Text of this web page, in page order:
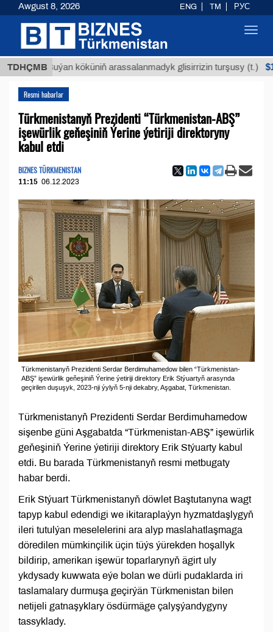
TDHÇMB
Buýan köküniň arassalanmadyk glisirrizin turşusy (t.)
Resmi habarlar
Türkmenistanyň Prezidenti “Türkmenistan-ABŞ”
işewürlik geňeşiniň Ýerine ýetiriji direktoryny
kabul etdi
BIZNES TÜRKMENISTAN
11:15 06.12.2023
Türkmenistanyň Prezidenti Serdar Berdimuhamedow bilen “Türkmenistan-
ABŞ” işewürlik geňeşiniň Ýerine ýetiriji direktory Erik Stýuartyň arasynda
geçirilen duşuşyk, 2023-nji ýylyň 5-nji dekabry, Aşgabat, Türkmenistan.
Türkmenistanyň Prezidenti Serdar Berdimuhamedow
sişenbe güni Aşgabatda “Türkmenistan-ABŞ” işewürlik
geňeşiniň Ýerine ýetiriji direktory Erik Stýuarty kabul
etdi. Bu barada Türkmenistanyň resmi metbugaty
habar berdi.
Erik Stýuart Türkmenistanyň döwlet Baştutanyna wagt
tapyp kabul edendigi we ikitaraplaýyn hyzmatdaşlygyň
ileri tutulýan meselelerini ara alyp maslahatlaşmaga
döredilen mümkinçilik üçin tüýs ýürekden hoşallyk
bildirip, amerikan işewür toparlarynyň ägirt uly
ykdysady kuwwata eýe bolan we dürli pudaklarda iri
taslamalary durmuşa geçirýän Türkmenistan bilen
netijeli gatnaşyklary ösdürmäge çalyşýandygyny
tassyklady.
Awgust 8, 2026 ENG TM РУС